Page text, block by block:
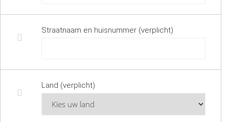
Straatnaam en huisnummer (verplicht)
Land (verplicht)